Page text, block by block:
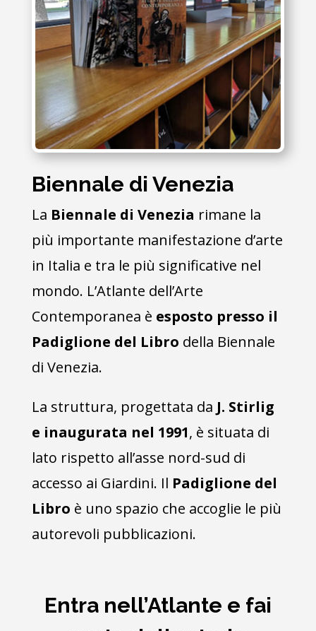
Biennale di Venezia
La Biennale di Venezia rimane la
più importante manifestazione d’arte
in Italia e tra le più significative nel
mondo. L’Atlante dell’Arte
Contemporanea è esposto presso il
Padiglione del Libro della Biennale
di Venezia.
La struttura, progettata da J. Stirlig
e inaugurata nel 1991, è situata di
lato rispetto all’asse nord-sud di
accesso ai Giardini. Il Padiglione del
Libro è uno spazio che accoglie le più
autorevoli pubblicazioni.
Entra nell’Atlante e fai